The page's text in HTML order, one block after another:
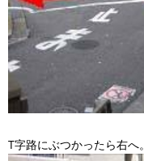
T字路にぶつかったら右へ。